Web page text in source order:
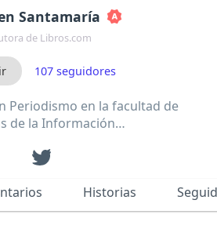
Santamaría
de Libros.com
107seguidores
Periodismo en la facultad de
de la Información…
Historias